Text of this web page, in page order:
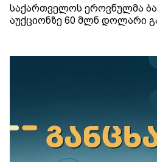
საქართველოს ეროვნულმა
აუქციონზე 60 მლნ დოლარი